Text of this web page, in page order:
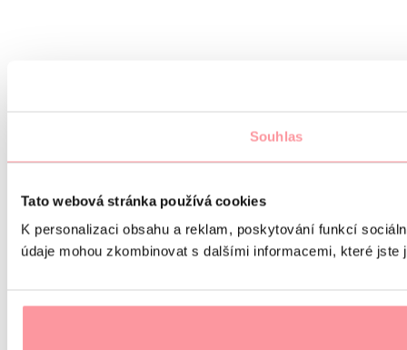
Souhlas
Tato webová stránka používá cookies
K personalizaci obsahu a reklam, poskytování funkcí
údaje mohou zkombinovat s dalšími informacemi, které